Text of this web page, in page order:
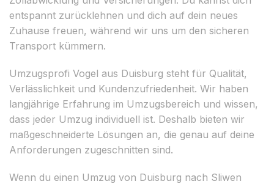
entspannt zurücklehnen und dich auf dein neues
Zuhause freuen, während wir uns um den sicheren
Transport kümmern.
Umzugsprofi Vogel aus Duisburg steht für Qualität,
Verlässlichkeit und Kundenzufriedenheit. Wir haben
langjährige Erfahrung im Umzugsbereich und wissen,
dass jeder Umzug individuell ist. Deshalb bieten wir
maßgeschneiderte Lösungen an, die genau auf deine
Anforderungen zugeschnitten sind.
Wenn du einen Umzug von Duisburg nach Sliwen